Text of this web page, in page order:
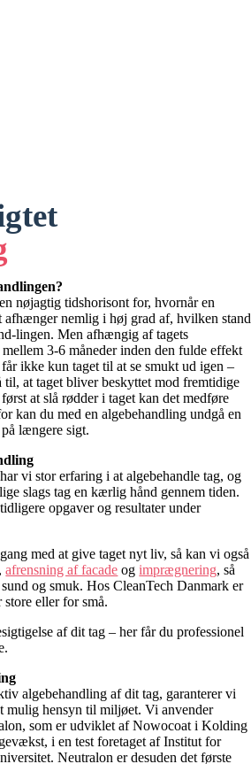
nøjagtig tidshorisont for, hvornår en
afhænger nemlig i høj grad af, hvilken stand
lingen. Men afhængig af tagets
3-6 måneder inden den fulde effekt
ikke kun taget til at se smukt ud igen –
at taget bliver beskyttet mod fremtidige
at slå rødder i taget kan det medføre
kan du med en algebehandling undgå en
længere sigt.
vi stor erfaring i at algebehandle tag, og
slags tag en kærlig hånd gennem tiden.
opgaver og resultater under
med at give taget nyt liv, så kan vi også
afrensning af facade ogimprægnering, så
og smuk. Hos CleanTech Danmark er
eller for små.
af dit tag – her får du professionel
algebehandling af dit tag, garanterer vi
mulig hensyn til miljøet. Vi anvender
som er udviklet af Nowocoat i Kolding
i en test foretaget af Institut for
Neutralon er desuden det første